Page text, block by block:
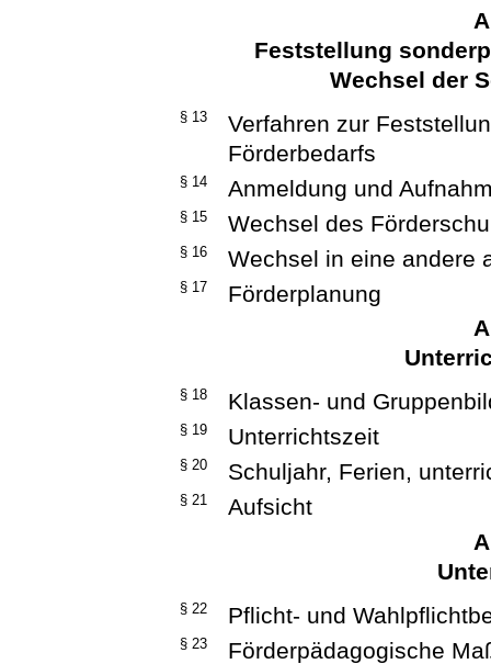
Feststellung
Wechsel der
§ 13
Verfahren zur
Förderbedarfs
§ 14 Anmeldung und
§ 15 Wechsel des
§ 16 Wechsel in eine andere
§ 17
Förderplanung
§ 18 Klassen- und
§ 19 Unterrichtszeit
§ 20 Schuljahr, Ferien,
§ 21
Aufsicht
§ 22 Pflicht- und
§ 23
Förderpädagogische